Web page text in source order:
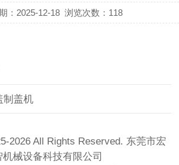
：2025-12-18 浏览次数：118
制盖机
2026 All Rights Reserved. 东莞市宏
机械设备科技有限公司